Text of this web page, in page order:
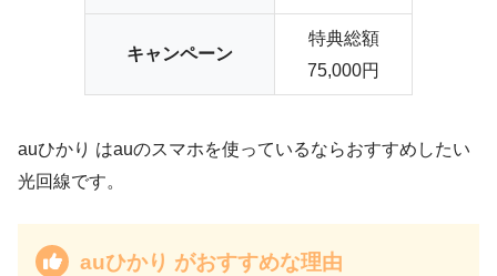
キャンペーン
特典総額
75,000円
auひかり はauのスマホを使っているならおすすめしたい
光回線です。
auひかり がおすすめな理由